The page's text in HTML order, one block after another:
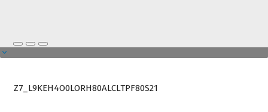
Z7_L9KEH4O0LORH80ALCLTPF80S21